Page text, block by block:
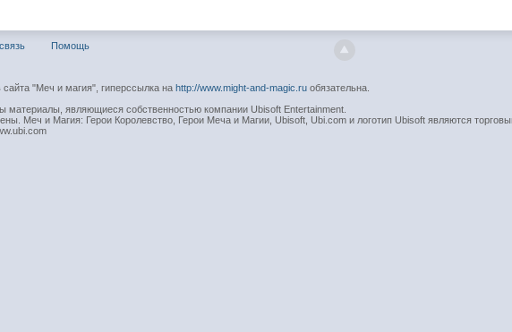
Помощь
"Меч и магия", гиперссылка наhttp://www.might-and-magic.ru обязательна.
материалы, являющиеся собственностью компании Ubisoft Entertainment.
Меч и Магия: Герои Королевство, Герои Меча и Магии, Ubisoft, Ubi.com и логотип Ubisoft являются